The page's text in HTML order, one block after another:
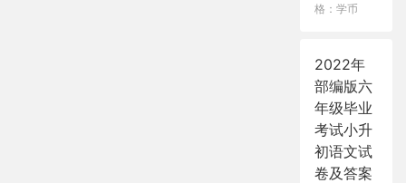
格：学币
2022年
部编版六
年级毕业
考试小升
初语文试
卷及答案